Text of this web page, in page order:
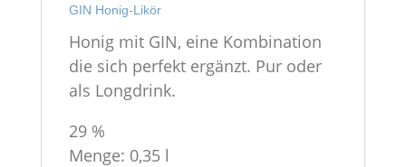
GIN Honig-Likör
Honig mit GIN, eine Kombination
die sich perfekt ergänzt. Pur oder
als Longdrink.
29 %
Menge: 0,35 l